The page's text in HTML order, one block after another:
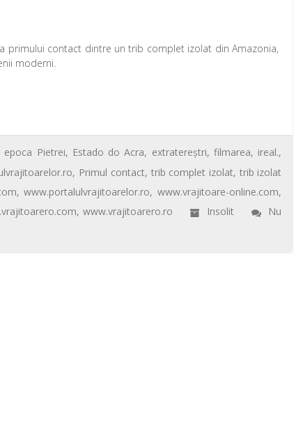
primului contact dintre un trib complet izolat din Amazonia,
moderni.
epoca Pietrei, Estado do Acra, extratereştri,filmarea, ireal.,
, Primul contact, trib complet izolat, trib izolat
,www.portalulvrajitoarelor.ro,www.vrajitoare-online.com,
,www.vrajitoarero.ro Insolit
Nu